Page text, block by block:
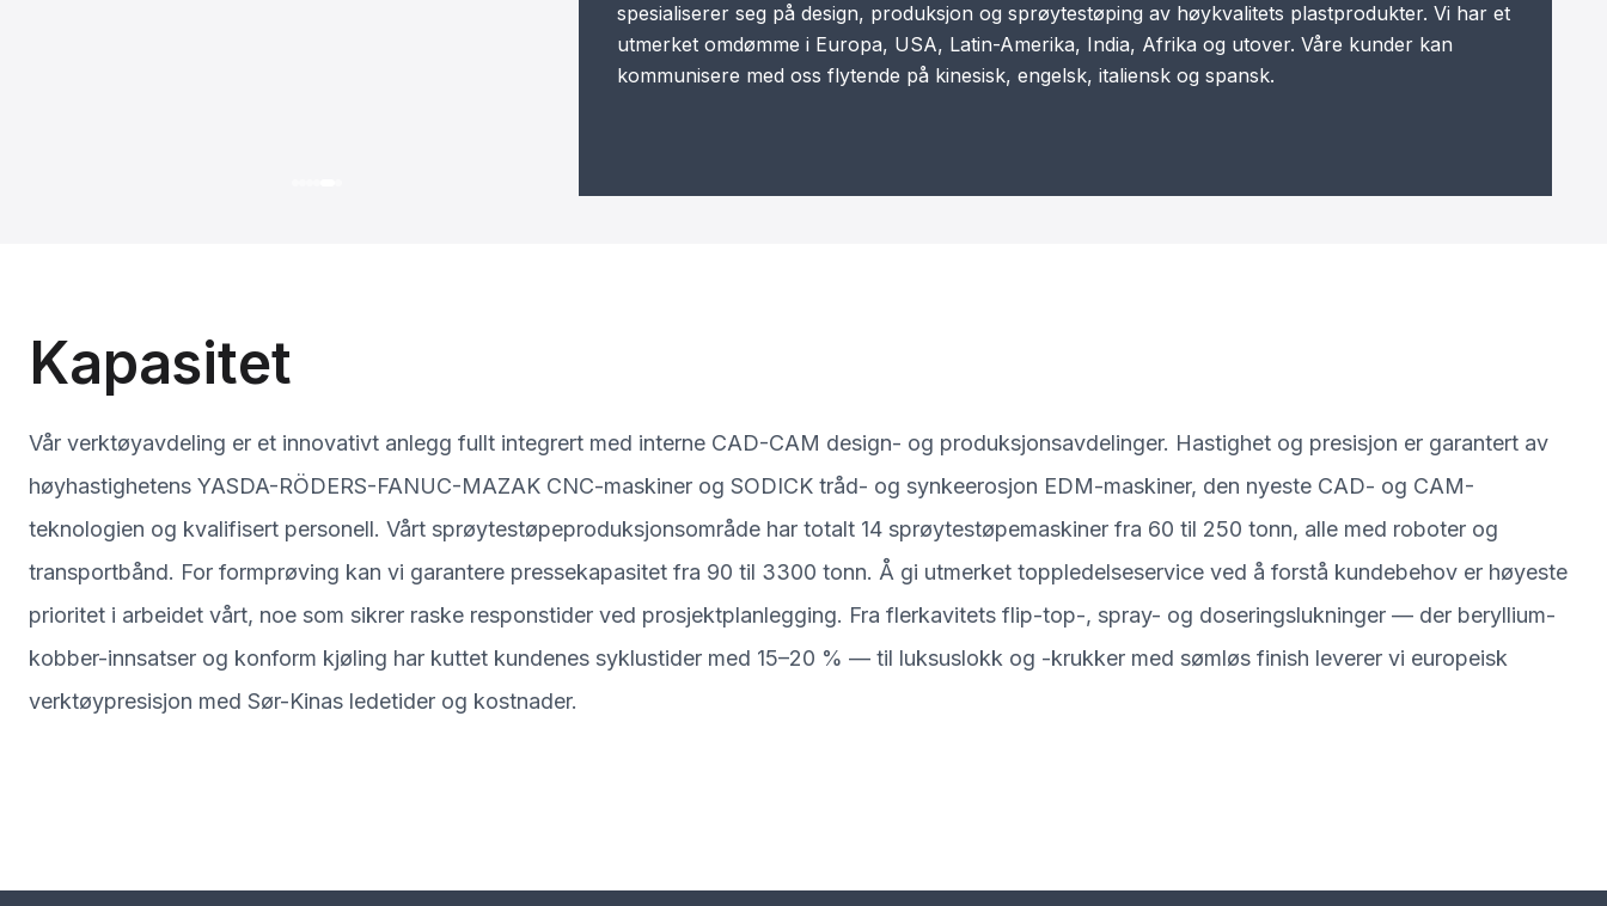
spesialiserer seg på design, produksjon og sprøytestøping av høykvalitets plastprodukter. Vi har et
utmerket omdømme i Europa, USA, Latin-Amerika, India, Afrika og utover. Våre kunder kan
kommunisere med oss flytende på kinesisk, engelsk, italiensk og spansk.
Kapasitet
Vår verktøyavdeling er et innovativt anlegg fullt integrert med interne CAD-CAM design- og produksjonsavdelinger. Hastighet og presisjon er garantert av
høyhastighetens YASDA-RÖDERS-FANUC-MAZAK CNC-maskiner og SODICK tråd- og synkeerosjon EDM-maskiner, den nyeste CAD- og CAM-
teknologien og kvalifisert personell. Vårt sprøytestøpeproduksjonsområde har totalt 14 sprøytestøpemaskiner fra 60 til 250 tonn, alle med roboter og
transportbånd. For formprøving kan vi garantere pressekapasitet fra 90 til 3300 tonn. Å gi utmerket toppledelseservice ved å forstå kundebehov er høyeste
prioritet i arbeidet vårt, noe som sikrer raske responstider ved prosjektplanlegging. Fra flerkavitets flip-top-, spray- og doseringslukninger — der beryllium-
kobber-innsatser og konform kjøling har kuttet kundenes syklustider med 15–20 % — til luksuslokk og -krukker med sømløs finish leverer vi europeisk
verktøypresisjon med Sør-Kinas ledetider og kostnader.